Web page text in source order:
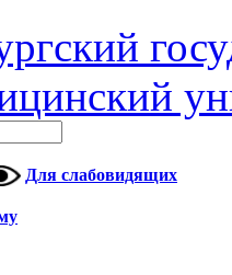
Для слабовидящих